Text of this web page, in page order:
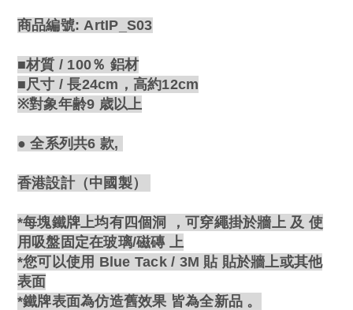
商品編號: ArtIP_S03
■材質 / 100％ 鋁材
■尺寸 / 長24cm，高約12cm
※對象年齢9 歳以上
● 全系列共6 款,
香港設計（中國製）
*每塊鐵牌上均有四個洞 ，可穿繩掛於牆上 及 使
用吸盤固定在玻璃/磁磚 上
*您可以使用 Blue Tack / 3M 貼 貼於牆上或其他
表面
*鐵牌表面為仿造舊效果 皆為全新品 。